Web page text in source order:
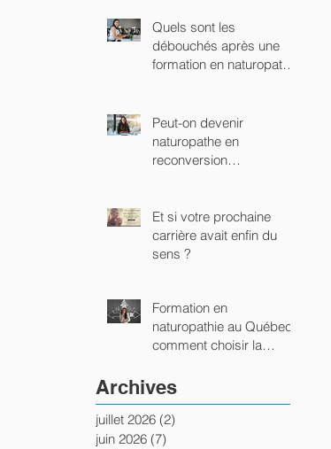
Quels sont les
débouchés après une
formation en naturopathie
Peut-on devenir
naturopathe en
reconversion
Et si votre prochaine
carrière avait enfin du
sens ?
Formation en
naturopathie au Québec :
comment choisir la
Archives
juillet 2026 (2)
juin 2026 (7)